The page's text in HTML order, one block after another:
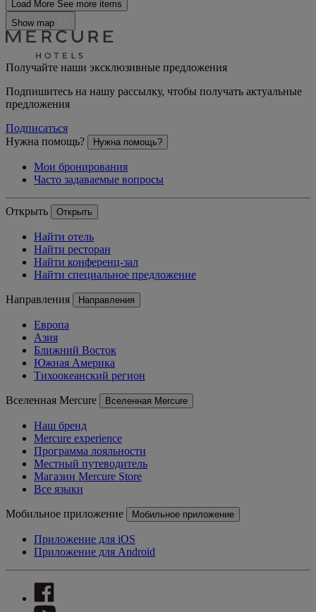
Load More See more items
Show map
Получайте наши эксклюзивные предложения
Подпишитесь на нашу рассылку, чтобы получать актуальные
предложения
Подписаться
Нужна помощь?
Нужна помощь?
Мои бронирования
Часто задаваемые вопросы
Открыть Открыть
Найти отель
Найти ресторан
Найти конференц-зал
Найти специальное предложение
Направления Направления
Европа
Азия
Ближний Восток
Южная Америка
Тихоокеанский регион
Вселенная Mercure Вселенная Mercure
Наш бренд
Mercure experience
Программа лояльности
Местный путеводитель
Магазин Mercure Store
Все языки
Мобильное приложение Мобильное приложение
Приложение для iOS
Приложение для Android